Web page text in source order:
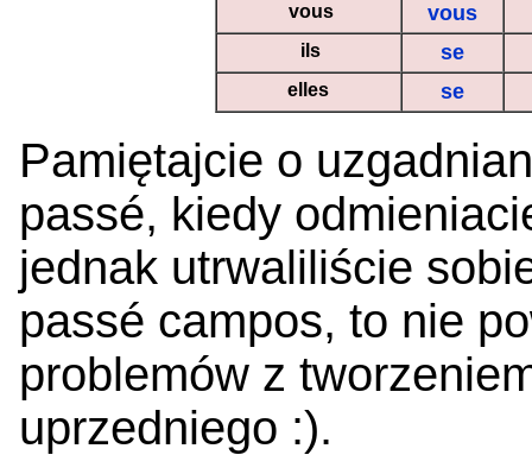
vous vous
ils se
elles se
Pamiętajcie o
passé, kiedy
jednak utrwaliliście
passé campos, to nie
problemów z
uprzedniego :).